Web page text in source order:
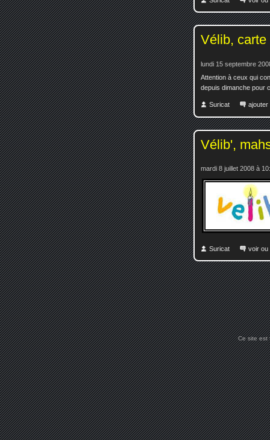
Vélib,
lundi 15 septembre
Attention à ceux qui
depuis dimanche pour
Suricat ajouter
Vélib',
mardi 8 juillet 2008 à
Suricat voir ou
Ce site est